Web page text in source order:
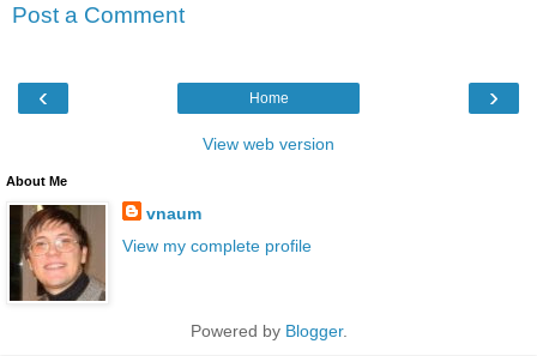
Post a Comment
‹ ›
Home
View web version
About Me
vnaum
View my complete profile
Powered by Blogger.